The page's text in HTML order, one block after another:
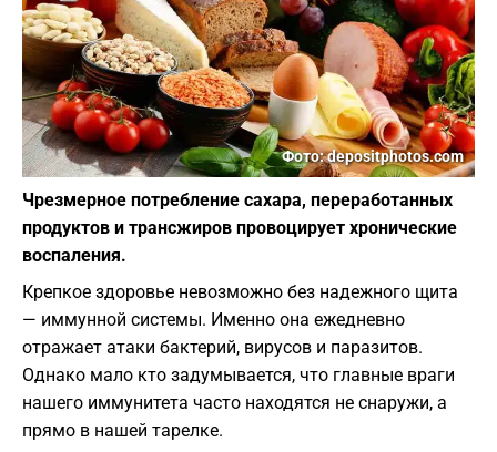
Фото: depositphotos.com
Чрезмерное потребление сахара, переработанных
продуктов и трансжиров провоцирует хронические
воспаления.
Крепкое здоровье невозможно без надежного щита
— иммунной системы. Именно она ежедневно
отражает атаки бактерий, вирусов и паразитов.
Однако мало кто задумывается, что главные враги
нашего иммунитета часто находятся не снаружи, а
прямо в нашей тарелке.